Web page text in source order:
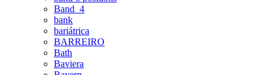
Band_4
bank
bariátrica
BARREIRO
Bath
Baviera